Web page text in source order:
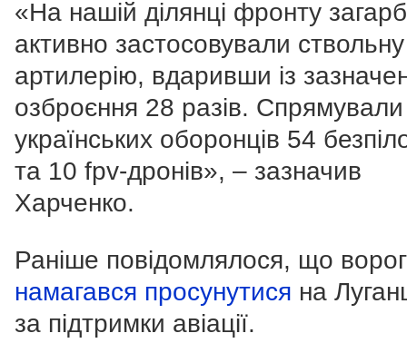
«На нашій ділянці фронту
активно застосовували ствольну
артилерію, вдаривши із
озброєння 28 разів. Спрямували
українських оборонців 54
та 10 fpv-дронів», – зазначив
Харченко.
Раніше повідомлялося, що ворог
намагався просунутися на
за підтримки авіації.